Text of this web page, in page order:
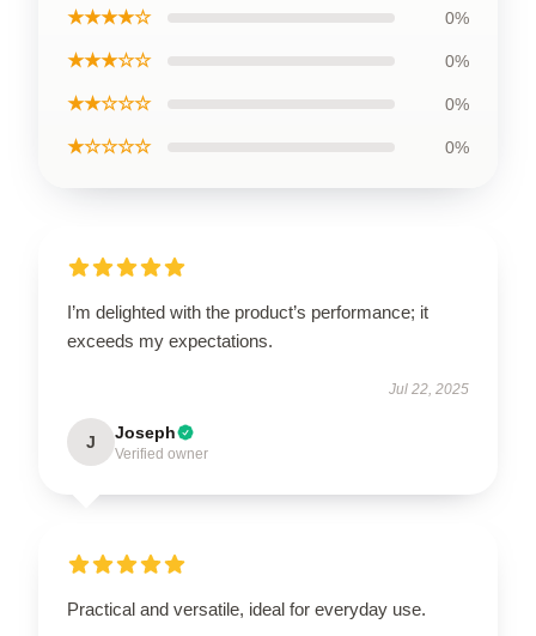
★★★★☆ 0%
★★★☆☆ 0%
★★☆☆☆ 0%
★☆☆☆☆ 0%
I’m delighted with the product’s performance; it
exceeds my expectations.
Jul 22, 2025
J Joseph
Verified owner
Practical and versatile, ideal for everyday use.